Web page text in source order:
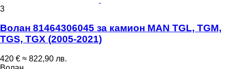
3
Волан 81464306045 за камион MAN TGL, TGM,
TGS, TGX (2005-2021)
420 € ≈ 822,90 лв.